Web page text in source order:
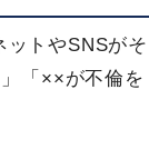
ットやSNSがそ
「××が不倫を